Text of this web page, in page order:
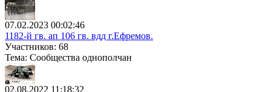
07.02.2023 00:02:46
1182-й гв. ап 106 гв. вдд г.Ефремов.
Участников: 68
Тема: Сообщества однополчан
02.08.2022 11:18:32